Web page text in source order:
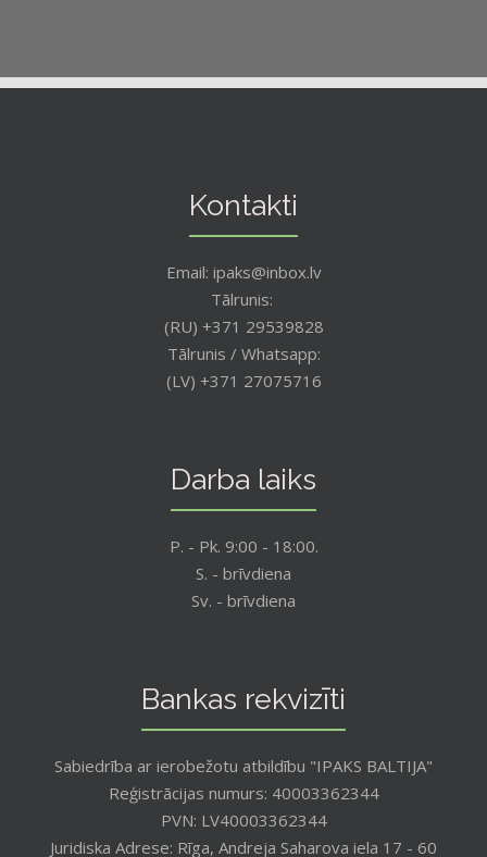
Kontakti
Email: ipaks@inbox.lv
Tālrunis:
(RU) +371 29539828
Tālrunis / Whatsapp:
(LV) +371 27075716
Darba laiks
P. - Pk. 9:00 - 18:00.
S. - brīvdiena
Sv. - brīvdiena
Bankas rekvizīti
Sabiedrība ar ierobežotu atbildību "IPAKS BALTIJA"
Reģistrācijas numurs: 40003362344
PVN: LV40003362344
Juridiska Adrese: Rīga, Andreja Saharova iela 17 - 60